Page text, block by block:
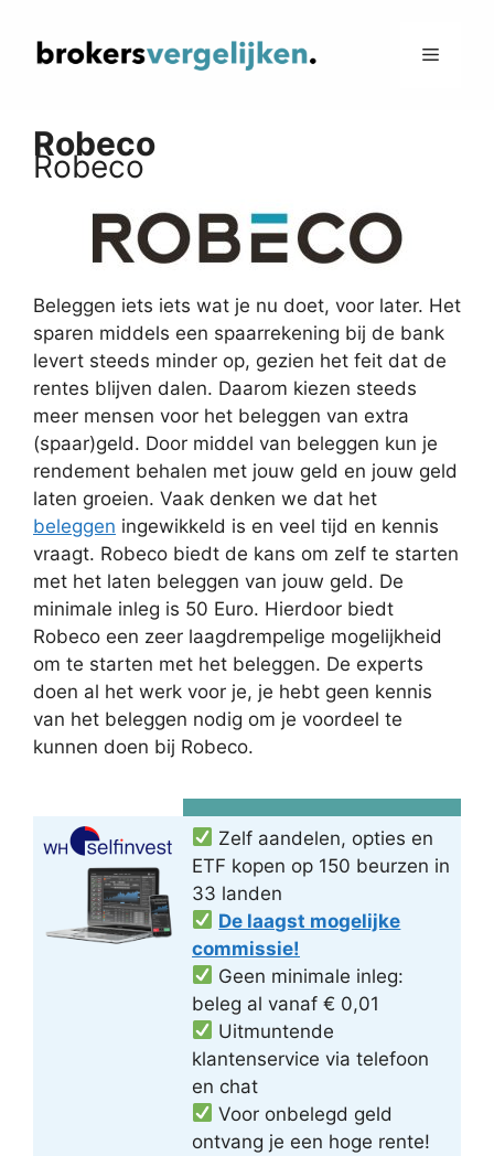
naar
Menu
Robeco
Robeco
Beleggen iets iets wat je nu doet, voor later. Het
sparen middels een spaarrekening bij de bank
levert steeds minder op, gezien het feit dat de
rentes blijven dalen. Daarom kiezen steeds
meer mensen voor het beleggen van extra
(spaar)geld. Door middel van beleggen kun je
rendement behalen met jouw geld en jouw geld
laten groeien. Vaak denken we dat het
beleggen ingewikkeld is en veel tijd en kennis
vraagt. Robeco biedt de kans om zelf te starten
met het laten beleggen van jouw geld. De
minimale inleg is 50 Euro. Hierdoor biedt
Robeco een zeer laagdrempelige mogelijkheid
om te starten met het beleggen. De experts
doen al het werk voor je, je hebt geen kennis
van het beleggen nodig om je voordeel te
kunnen doen bij Robeco.
Zelf aandelen, opties en
ETF kopen op 150 beurzen in
33 landen
De laagst mogelijke
commissie!
Geen minimale inleg:
beleg al vanaf € 0,01
Uitmuntende
klantenservice via telefoon
en chat
Voor onbelegd geld
ontvang je een hoge rente!